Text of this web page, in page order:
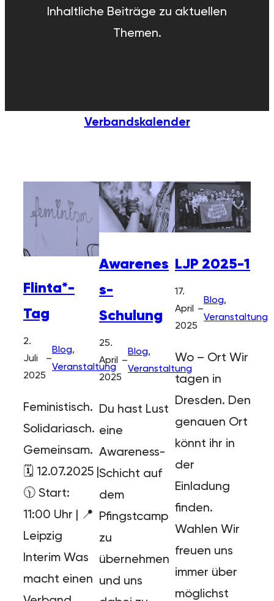
Inhaltliche Beiträge zu aktuellen
Themen.
Verbandskalender
Flinta*-
Tag
2.
Juli
2025
–
Blog
Veranstaltung
Feministisch.
Solidariasch.
Gemeinsam.
🗓 12.07.2025 |
🕦 Start:
11:00 Uhr | 📍
Leipzig
Interim Was
macht einen
Awarenes
s-
Schulung
25.
April
2025
–
Blog
Veranstaltung
Du hast Lust
eine
Awareness-
Schicht auf
dem
Pfingstcamp
zu
übernehmen
und uns
LJP 2025-1
17.
April
2025
–
Blog
Veranstaltung
Wo – Ort Wir
tagen in
Dresden. Den
genauen Ort
könnt ihr in
der
Einladung
finden.
Wahlen Wir
freuen uns
immer über
möglichst